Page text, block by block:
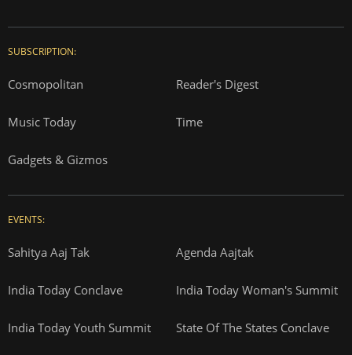
SUBSCRIPTION:
Cosmopolitan Reader's Digest
Music Today Time
Gadgets & Gizmos
EVENTS:
Sahitya Aaj Tak Agenda Aajtak
India Today Conclave India Today Woman's Summit
India Today Youth Summit State Of The States Conclave